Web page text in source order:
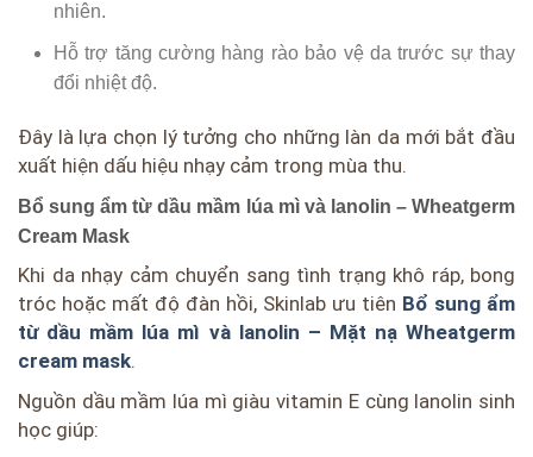
nhiên.
Hỗ trợ tăng cường hàng rào bảo vệ da trước sự thay
đổi nhiệt độ.
Đây là lựa chọn lý tưởng cho những làn da mới bắt đầu
xuất hiện dấu hiệu nhạy cảm trong mùa thu.
Bổ sung ẩm từ dầu mầm lúa mì và lanolin – Wheatgerm
Cream Mask
Khi da nhạy cảm chuyển sang tình trạng khô ráp, bong
tróc hoặc mất độ đàn hồi, Skinlab ưu tiên Bổ sung ẩm
từ dầu mầm lúa mì và lanolin – Mặt nạ Wheatgerm
cream mask.
Nguồn dầu mầm lúa mì giàu vitamin E cùng lanolin sinh
học giúp: